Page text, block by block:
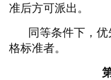
准后方可派出。
同等条件下，
格标准者。